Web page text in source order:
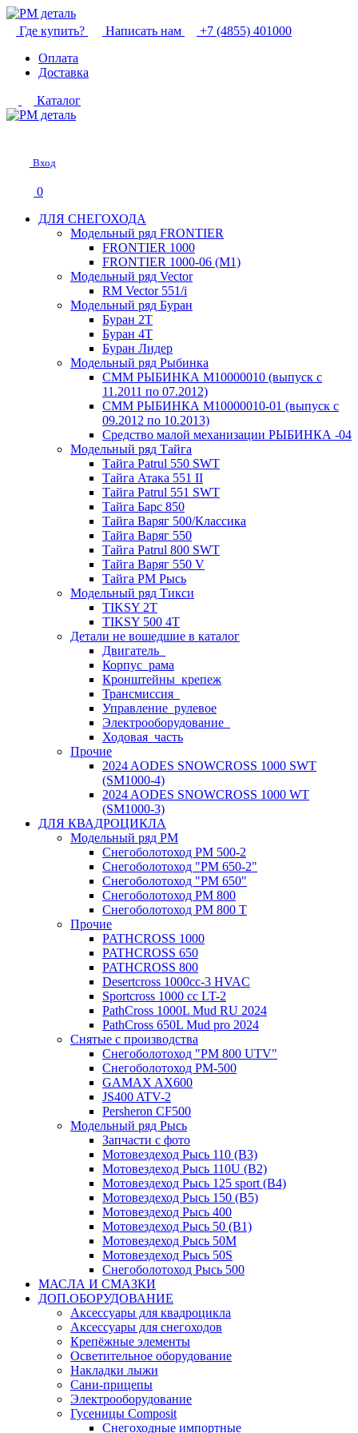
Где купить? Написать нам
+7 (4855) 401000
Оплата
Доставка
Каталог
Вход
0
ДЛЯ СНЕГОХОДА
Модельный ряд FRONTIER
FRONTIER 1000
FRONTIER 1000-06 (М1)
Модельный ряд Vector
RM Vector 551/i
Модельный ряд Буран
Буран 2Т
Буран 4Т
Буран Лидер
Модельный ряд Рыбинка
СММ РЫБИНКА M10000010 (выпуск с
11.2011 по 07.2012)
СММ РЫБИНКА M10000010-01 (выпуск с
09.2012 по 10.2013)
Средство малой механизации РЫБИНКА -04
Модельный ряд Тайга
Тайга Patrul 550 SWT
Тайга Атака 551 II
Тайга Patrul 551 SWT
Тайга Барс 850
Тайга Варяг 500/Классика
Тайга Варяг 550
Тайга Patrul 800 SWT
Тайга Варяг 550 V
Тайга РМ Рысь
Модельный ряд Тикси
TIKSY 2T
TIKSY 500 4T
Детали не вошедшие в каталог
Двигатель_
Корпус_рама
Кронштейны_крепеж
Трансмиссия_
Управление_рулевое
Электрооборудование_
Ходовая_часть
Прочие
2024 AODES SNOWCROSS 1000 SWT
(SM1000-4)
2024 AODES SNOWCROSS 1000 WT
(SM1000-3)
ДЛЯ КВАДРОЦИКЛА
Модельный ряд РМ
Снегоболотоход РМ 500-2
Снегоболотоход "РМ 650-2"
Снегоболотоход "РМ 650"
Снегоболотоход РМ 800
Снегоболотоход РМ 800 Т
Прочие
PATHCROSS 1000
PATHCROSS 650
PATHCROSS 800
Desertcross 1000cc-3 HVAC
Sportcross 1000 cc LT-2
PathCross 1000L Mud RU 2024
PathCross 650L Mud pro 2024
Снятые с производства
Снегоболотоход "РМ 800 UTV"
Снегоболотоход РМ-500
GAMAX AX600
JS400 ATV-2
Persheron CF500
Модельный ряд Рысь
Запчасти с фото
Мотовездеход Рысь 110 (B3)
Мотовездеход Рысь 110U (B2)
Мотовездеход Рысь 125 sport (B4)
Мотовездеход Рысь 150 (B5)
Мотовездеход Рысь 400
Мотовездеход Рысь 50 (B1)
Мотовездеход Рысь 50M
Мотовездеход Рысь 50S
Снегоболотоход Рысь 500
МАСЛА И СМАЗКИ
ДОП.ОБОРУДОВАНИЕ
Аксессуары для квадроцикла
Аксессуары для снегоходов
Крепёжные элементы
Осветительное оборудование
Накладки лыжи
Сани-прицепы
Электрооборудование
Гусеницы Composit
Снегоходные импортные